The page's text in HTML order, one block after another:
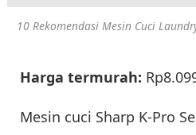
10 Rekomendasi Mesin Cuci
Harga termurah:
Mesin cuci Sharp K-Pro